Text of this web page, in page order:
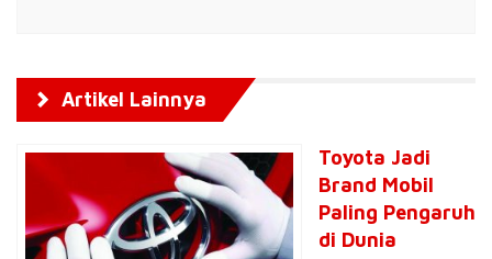
Artikel Lainnya
Toyota Jadi
Brand Mobil
Paling Pengaruh
di Dunia